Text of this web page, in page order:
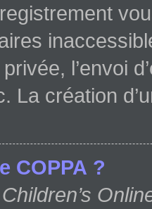
l’envoi
La création
COPPA ?
Children’s